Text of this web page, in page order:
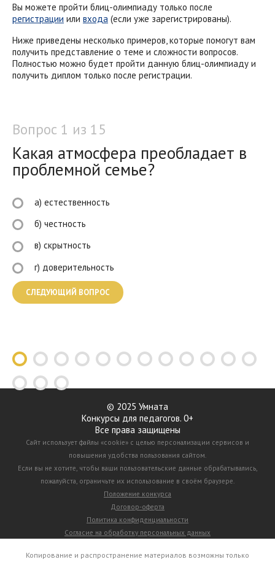
Вы можете пройти блиц-олимпиаду только после
регистрации или входа (если уже зарегистрированы).
Ниже приведены несколько примеров, которые помогут вам
получить представление о теме и сложности вопросов.
Полностью можно будет пройти данную блиц-олимпиаду и
получить диплом только после регистрации.
Вопрос 1 из 15
Какая атмосфера преобладает в
проблемной семье?
а) естественность
б) честность
в) скрытность
г) доверительность
© 2025 Умната
Конкурсы для педагогов. 0+
Все права защищены
Сайт использует файлы «cookie» с целью персонализации сервисов и
повышения удобства пользования сайтом.
Если вы не хотите, чтобы ваши пользовательские данные обрабатывались,
пожалуйста, ограничьте их использование в своём браузере.
Положение конкурса
Договор-оферта
Политика конфиденциальности
Согласие на обработку персональных данных
Копирование и распространение материалов возможны только